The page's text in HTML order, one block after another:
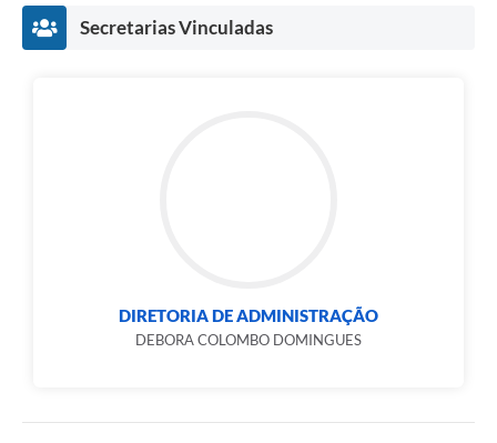
Secretarias Vinculadas
DIRETORIA DE ADMINISTRAÇÃO
DEBORA COLOMBO DOMINGUES